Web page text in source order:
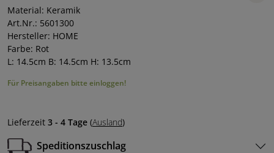
Material: Keramik
Art.Nr.: 5601300
Hersteller: HOME
Farbe: Rot
L: 14.5cm B: 14.5cm H: 13.5cm
Für Preisangaben bitte einloggen!
Lieferzeit 3 - 4 Tage (Ausland)
Speditionszuschlag